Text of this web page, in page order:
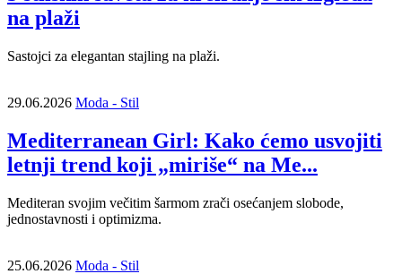
na plaži
Sastojci za elegantan stajling na plaži.
29.06.2026 Moda - Stil
Mediterranean Girl: Kako ćemo usvojiti
letnji trend koji „miriše“ na Me...
Mediteran svojim večitim šarmom zrači osećanjem slobode,
jednostavnosti i optimizma.
25.06.2026 Moda - Stil